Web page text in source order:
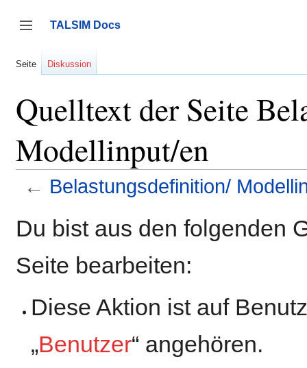
springen
Seitenleiste umschalten
TALSIM Docs
Seite Diskussion
Quelltext der Seite
Modellinput/en
← Belastungsdefinition/
Du bist aus den folgenden
Seite bearbeiten:
Diese Aktion ist auf
„Benutzer“ angehören.